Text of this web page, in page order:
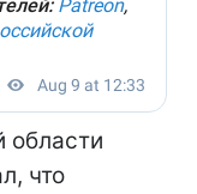
области
что